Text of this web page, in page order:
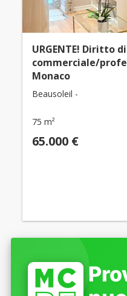
URGENTE! Diritto
commerciale/
Monaco
Beausoleil -
75 m²
65.000 €